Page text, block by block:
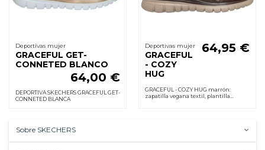
Deportivas mujer
GRACEFUL GET-
CONNETED BLANCO
64,00 €
DEPORTIVA SKECHERS GRACEFUL GET-
CONNETED BLANCA
Deportivas mujer
GRACEFUL
- COZY
HUG
64,95 €
GRACEFUL - COZY HUG marrón:
zapatilla vegana textil, plantilla
Sobre SKECHERS